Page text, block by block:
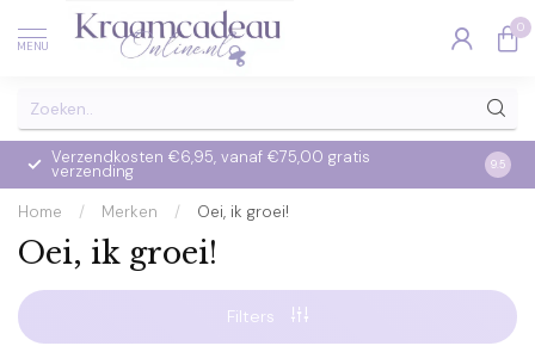
MENU
0
Verzendkosten €6,95, vanaf €75,00 gratis
verzending
Op
9.5
Home / Merken / Oei, ik groei!
Oei, ik groei!
Filters